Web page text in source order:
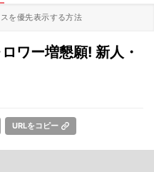
を優先表示する方法
ワー増懇願! 新人・
URLをコピー